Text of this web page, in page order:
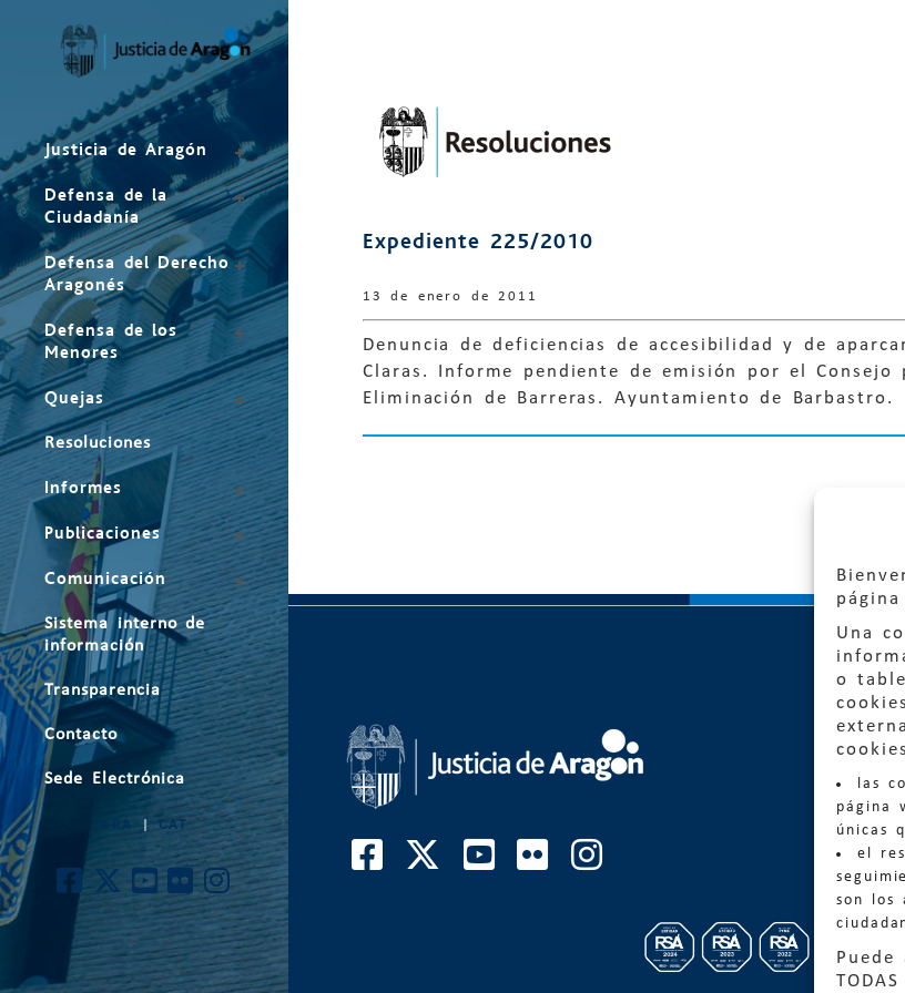
Una
o
las
página
únicas
el
son los
Justicia de Aragón
Defensa de la
Ciudadanía
Defensa del Derecho
Aragonés
Defensa de los
Menores
Quejas
Resoluciones
Informes
Publicaciones
Comunicación
Sistema interno de
información
Transparencia
Contacto
Sede Electrónica
|CAT
Expediente 225/2010
13 de enero de 2011
Denuncia de deficiencias de accesibilidad y de
Claras. Informe pendiente de emisión por el
Eliminación de Barreras. Ayuntamiento de Barbastro.